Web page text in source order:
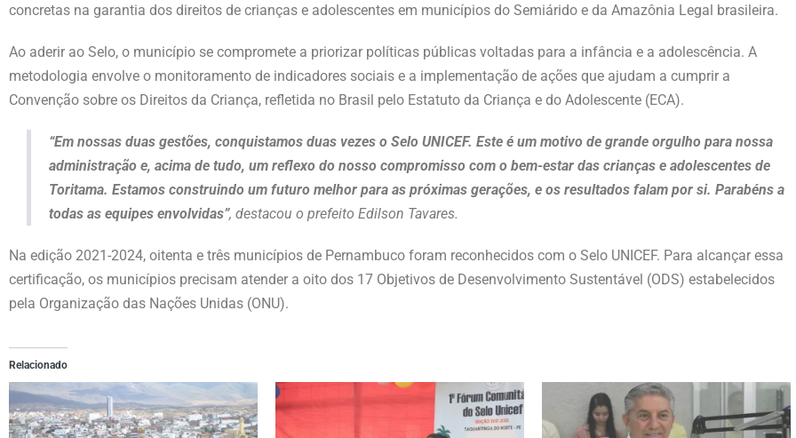
concretas na garantia dos direitos de crianças e adolescentes em municípios do Semiárido e da Amazônia Legal brasileira.
Ao aderir ao Selo, o município se compromete a priorizar políticas públicas voltadas para a infância e a adolescência. A
metodologia envolve o monitoramento de indicadores sociais e a implementação de ações que ajudam a cumprir a
Convenção sobre os Direitos da Criança, refletida no Brasil pelo Estatuto da Criança e do Adolescente (ECA).
“Em nossas duas gestões, conquistamos duas vezes o Selo UNICEF. Este é um motivo de grande orgulho para nossa
administração e, acima de tudo, um reflexo do nosso compromisso com o bem-estar das crianças e adolescentes de
Toritama. Estamos construindo um futuro melhor para as próximas gerações, e os resultados falam por si. Parabéns a
todas as equipes envolvidas”, destacou o prefeito Edilson Tavares.
Na edição 2021-2024, oitenta e três municípios de Pernambuco foram reconhecidos com o Selo UNICEF. Para alcançar essa
certificação, os municípios precisam atender a oito dos 17 Objetivos de Desenvolvimento Sustentável (ODS) estabelecidos
pela Organização das Nações Unidas (ONU).
Relacionado